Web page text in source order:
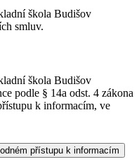
škola Budišov
smluv.
škola Budišov
podle § 14a odst. 4 zákona
k informacím, ve
přístupu k informacím